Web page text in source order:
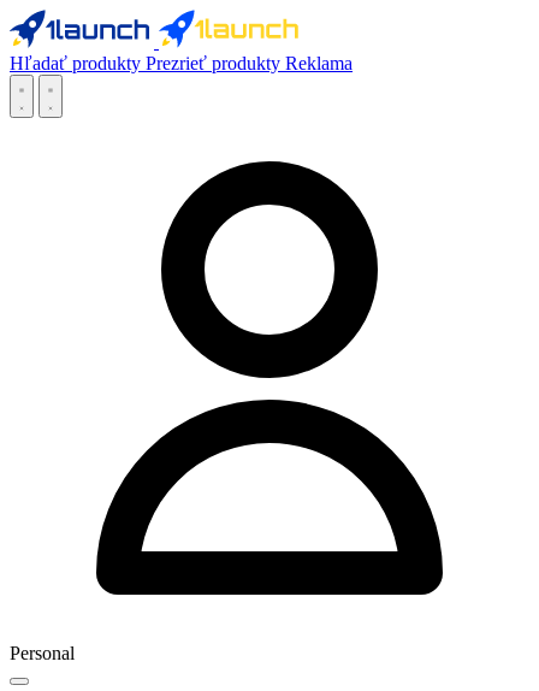
Hľadať produkty Prezrieť produkty Reklama
Personal